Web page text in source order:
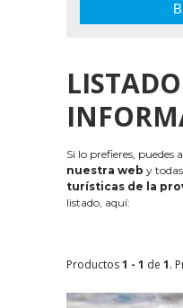
LISTADO
Si lo prefieres, puedes
nuestra web y
turísticas de la
listado, aquí:
Productos1 - 1 de 1.